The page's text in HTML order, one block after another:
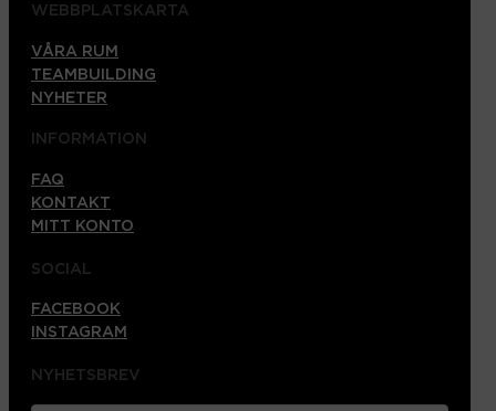
WEBBPLATSKARTA
VÅRA RUM
TEAMBUILDING
NYHETER
INFORMATION
FAQ
KONTAKT
MITT KONTO
SOCIAL
FACEBOOK
INSTAGRAM
NYHETSBREV